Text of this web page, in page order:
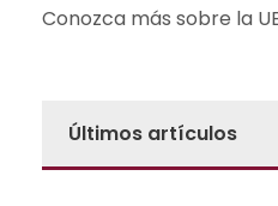
Conozca más sobre la
Últimos artículos